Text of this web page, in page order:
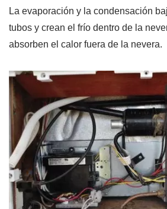
La evaporación y la condensación
tubos y crean el frío dentro de la
absorben el calor fuera de la nevera.